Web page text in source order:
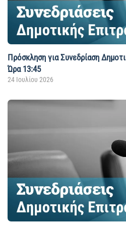
Πρόσκληση για Συνεδρίαση
Ώρα 13:45
24 Ιουλίου 2026